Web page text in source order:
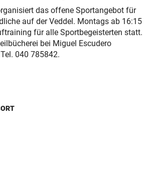
das offene Sportangebot für
auf der Veddel. Montags ab 16:15
für alle Sportbegeisterten statt.
bei Miguel Escudero
040 785842.